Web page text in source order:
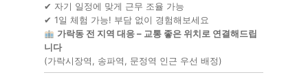
✔ 자기 일정에 맞게 근무 조율 가능
✔ 1일 체험 가능! 부담 없이 경험해보세요
가락동 전 지역 대응 – 교통 좋은 위치로 연결해드립
니다
(가락시장역, 송파역, 문정역 인근 우선 배정)